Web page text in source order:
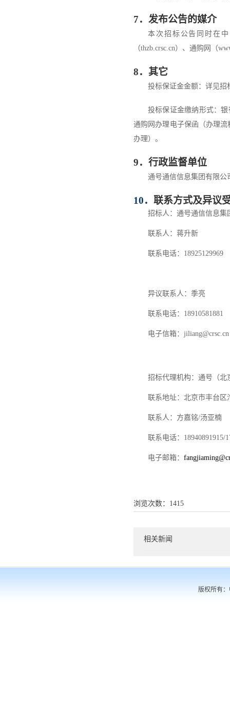
7． 发布公告的媒介
本次招标公告同时在
（thzb.crsc.cn） 、通购网 （
8．其它
投标保证金金额：详见招
投标保证金缴纳形式：
通购网办理电子保函（办理
办理）。
9．行政监督单位
通号通信信息集团有限公
10． 联系方式及异议
招标人：通号通信信息集
联系人： 蒋升新
联系电话： 18925129969
异议联系人： 季亮
联系电话： 18910581881
电子信箱： jiliang@crsc.cn
招标代理机构：通号（北
联系地址：北京市丰台区
联系人：方嘉铭/汤亚楠
联系电话： 18940891915/
电子邮箱：
浏览次数： 1415
相关新闻
版权所有